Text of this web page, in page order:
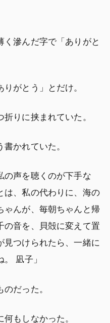
く滲んだ字で「ありがと
がとう」とだけ。
りに挟まれていた。
かれていた。
の声を聴くのが下手な
は、私の代わりに、海の
ゃんが、毎朝ちゃんと帰
の音を、貝殻に変えて置
見つけられたら、一緒に
凪子」
だった。
もしなかった。